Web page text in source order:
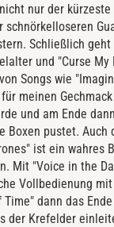
nur der kürzeste
schnörkelloseren
Schließlich
und "Curse My
Songs wie
meinen
und am Ende
Boxen pustet. Auch
ist ein wahres
Mit "Voice in the
Vollbedienung
Time" dann das
der Krefelder